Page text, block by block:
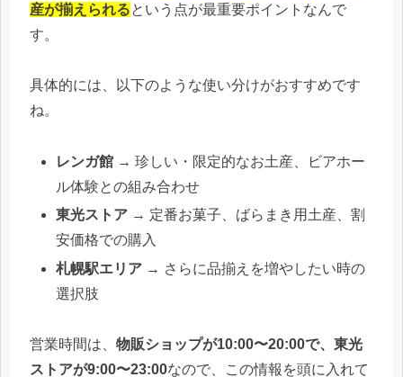
産が揃えられるという点が最重要ポイントなんで
す。
具体的には、以下のような使い分けがおすすめです
ね。
レンガ館 → 珍しい・限定的なお土産、ビアホー
ル体験との組み合わせ
東光ストア → 定番お菓子、ばらまき用土産、割
安価格での購入
札幌駅エリア → さらに品揃えを増やしたい時の
選択肢
営業時間は、 物販ショップが10:00〜20:00で、東光
ストアが9:00〜23:00なので、この情報を頭に入れて